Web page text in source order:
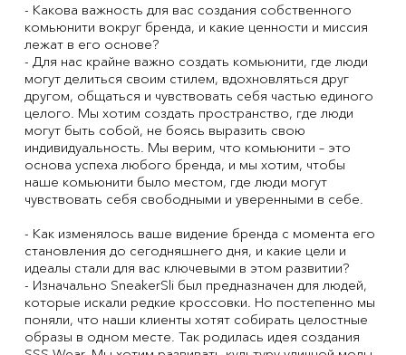
- Какова важность для вас создания собственного
комьюнити вокруг бренда, и какие ценности и миссия
лежат в его основе?
- Для нас крайне важно создать комьюнити, где люди
могут делиться своим стилем, вдохновляться друг
другом, общаться и чувствовать себя частью единого
целого. Мы хотим создать пространство, где люди
могут быть собой, не боясь выразить свою
индивидуальность. Мы верим, что комьюнити – это
основа успеха любого бренда, и мы хотим, чтобы
наше комьюнити было местом, где люди могут
чувствовать себя свободными и уверенными в себе.
- Как изменялось ваше видение бренда с момента его
становления до сегодняшнего дня, и какие цели и
идеалы стали для вас ключевыми в этом развитии?
- Изначально SneakerSli был предназначен для людей,
которые искали редкие кроссовки. Но постепенно мы
поняли, что наши клиенты хотят собирать целостные
образы в одном месте. Так родилась идея создания